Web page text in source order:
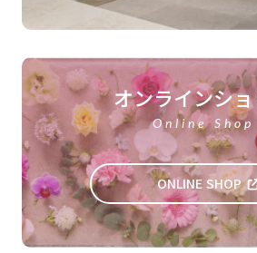
オンラインシ
Online Shop
ONLINE SHOP